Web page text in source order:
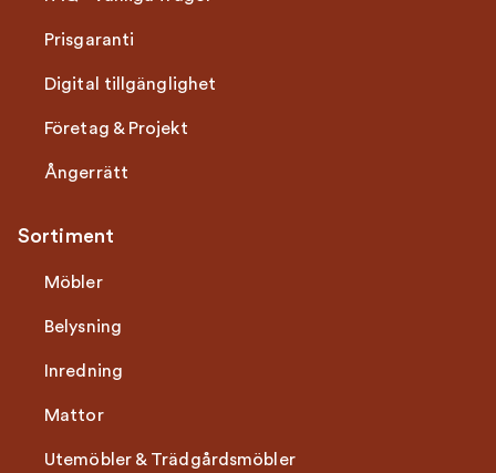
Prisgaranti
Digital tillgänglighet
Företag & Projekt
Ångerrätt
Sortiment
Möbler
Belysning
Inredning
Mattor
Utemöbler & Trädgårdsmöbler